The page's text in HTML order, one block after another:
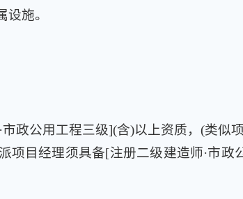
施。
政公用工程三级](含)以上资质，(类似
目经理须具备[注册二级建造师·市政